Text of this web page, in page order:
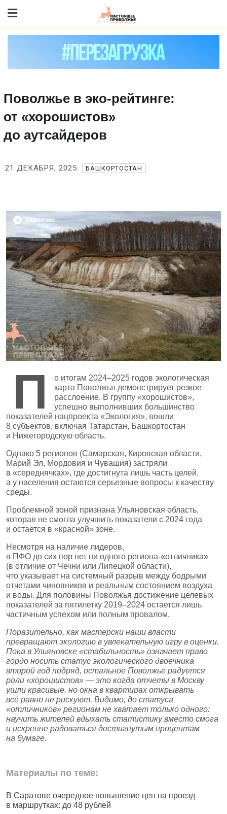
to content
Поволжье в эко‑рейтинге:
от «хорошистов»
до аутсайдеров
21 ДЕКАБРЯ, 2025 БАШКОРТОСТАН
П
о итогам 2024–2025 годов экологическая
карта Поволжья демонстрирует резкое
расслоение. В группу «хорошистов»,
успешно выполнивших большинство
показателей нацпроекта «Экология», вошли
8 субъектов, включая Татарстан, Башкортостан
и Нижегородскую область.
Однако 5 регионов (Самарская, Кировская области,
Марий Эл, Мордовия и Чувашия) застряли
в «середнячках», где достигнута лишь часть целей,
а у населения остаются серьезные вопросы к качеству
среды.
Проблемной зоной признана Ульяновская область,
которая не смогла улучшить показатели с 2024 года
и остается в «красной» зоне.
Несмотря на наличие лидеров,
в ПФО до сих пор нет ни одного региона-«отличника»
(в отличие от Чечни или Липецкой области),
что указывает на системный разрыв между бодрыми
отчетами чиновников и реальным состоянием воздуха
и воды. Для половины Поволжья достижение целевых
показателей за пятилетку 2019–2024 остается лишь
частичным успехом или полным провалом.
Поразительно, как мастерски наши власти
превращают экологию в увлекательную игру в оценки.
Пока в Ульяновске «стабильность» означает право
гордо носить статус экологического двоечника
второй год подряд, остальное Поволжье радуется
роли «хорошистов» — это когда отчеты в Москву
ушли красивые, но окна в квартирах открывать
всё равно не рискуют. Видимо, до статуса
«отличников» регионам не хватает только одного:
научить жителей вдыхать статистику вместо смога
и искренне радоваться достигнутым процентам
на бумаге.
Материалы по теме:
В Саратове очередное повышение цен на проезд
в маршрутках: до 48 рублей